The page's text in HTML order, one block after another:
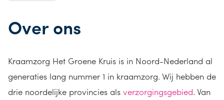
Over ons
Kraamzorg Het Groene Kruis is in Noord-Nederland al
generaties lang nummer 1 in kraamzorg. Wij hebben de
drie noordelijke provincies als verzorgingsgebied. Van